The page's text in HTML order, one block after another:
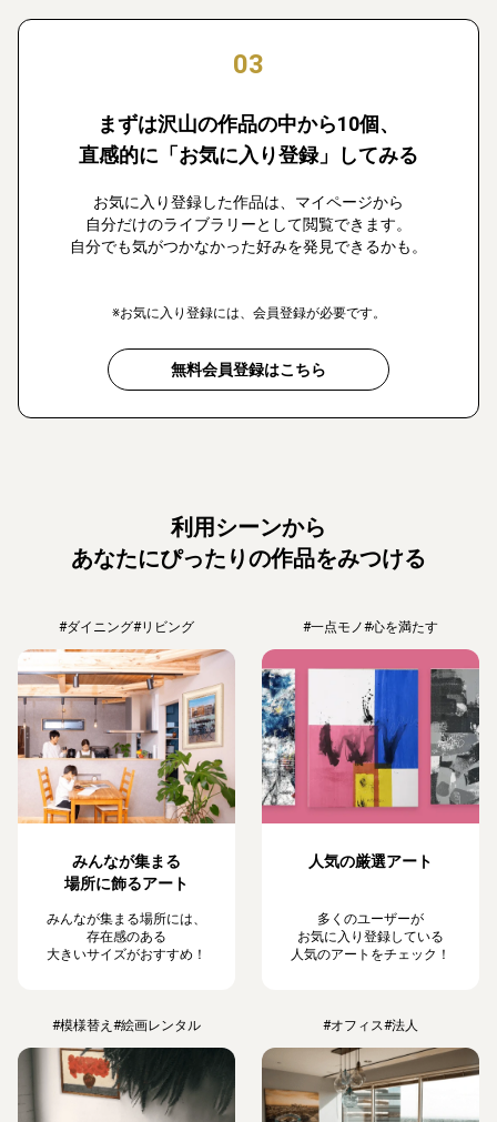
03
まずは沢山の作品の中から10個、
直感的に「お気に入り登録」してみる
お気に入り登録した作品は、マイページから
自分だけのライブラリーとして閲覧できます。
自分でも気がつかなかった好みを発見できるかも。
※お気に入り登録には、会員登録が必要です。
無料会員登録はこちら
利用シーンから
あなたにぴったりの作品をみつける
#ダイニング#リビング
みんなが集まる
場所に飾るアート
みんなが集まる場所には、
存在感のある
大きいサイズがおすすめ！
#一点モノ#心を満たす
人気の厳選アート
多くのユーザーが
お気に入り登録している
人気のアートをチェック！
#模様替え #絵画レンタル #オフィス#法人